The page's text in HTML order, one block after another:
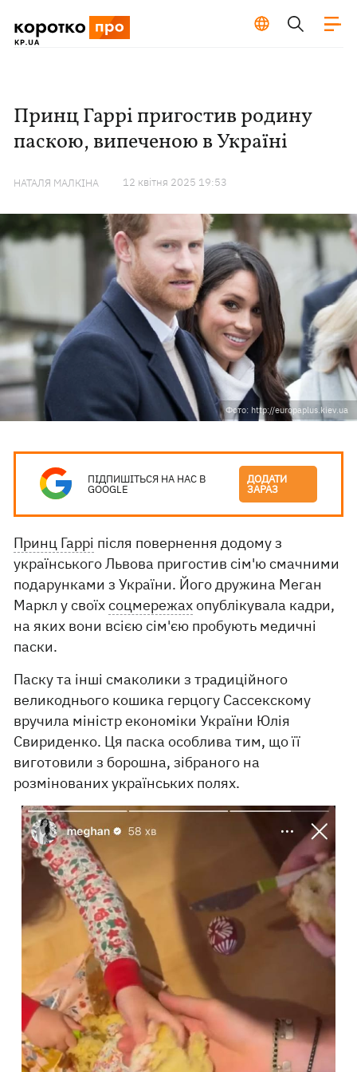
Принц Гаррі пригостив родину
паскою, випеченою в Україні
НАТАЛЯ МАЛКІНА 12 квiтня 2025 19:53
Фото: http://europaplus.kiev.ua
ПІДПИШІТЬСЯ НА НАС В
GOOGLE
ДОДАТИ
ЗАРАЗ
Принц Гаррі після повернення додому з
українського Львова пригостив сім'ю смачними
подарунками з України. Його дружина Меган
Маркл у своїхсоцмережахопублікувала кадри,
на яких вони всією сім'єю пробують медичні
паски.
Паску та інші смаколики з традиційного
великоднього кошика герцогу Сассекскому
вручила міністр економіки України Юлія
Свириденко. Ця паска особлива тим, що її
виготовили з борошна, зібраного на
розмінованих українських полях.